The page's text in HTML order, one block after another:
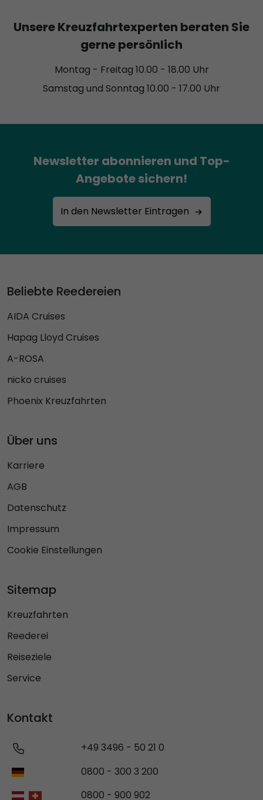
Unsere Kreuzfahrtexperten beraten Sie
gerne persönlich
Montag - Freitag 10.00 - 18.00 Uhr
Samstag und Sonntag 10.00 - 17.00 Uhr
Newsletter abonnieren und Top-
Angebote sichern!
In den Newsletter Eintragen
Beliebte Reedereien
AIDA Cruises
Hapag Lloyd Cruises
A-ROSA
nicko cruises
Phoenix Kreuzfahrten
Über uns
Karriere
AGB
Datenschutz
Impressum
Cookie Einstellungen
Sitemap
Kreuzfahrten
Reederei
Reiseziele
Service
Kontakt
+49 3496 - 50 21 0
0800 - 300 3 200
0800 - 900 902